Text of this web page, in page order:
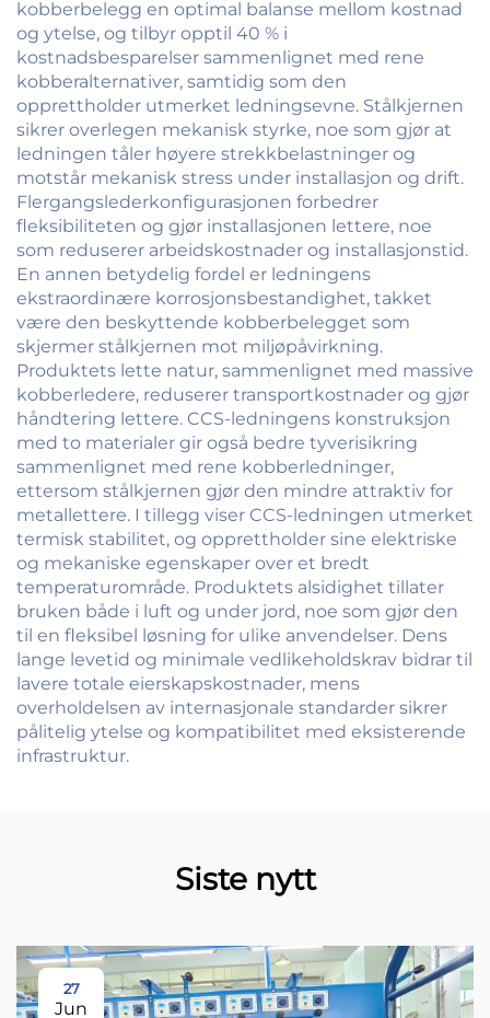
kobberbelegg en optimal balanse mellom kostnad
og ytelse, og tilbyr opptil 40 % i
kostnadsbesparelser sammenlignet med rene
kobberalternativer, samtidig som den
opprettholder utmerket ledningsevne. Stålkjernen
sikrer overlegen mekanisk styrke, noe som gjør at
ledningen tåler høyere strekkbelastninger og
motstår mekanisk stress under installasjon og drift.
Flergangslederkonfigurasjonen forbedrer
fleksibiliteten og gjør installasjonen lettere, noe
som reduserer arbeidskostnader og installasjonstid.
En annen betydelig fordel er ledningens
ekstraordinære korrosjonsbestandighet, takket
være den beskyttende kobberbelegget som
skjermer stålkjernen mot miljøpåvirkning.
Produktets lette natur, sammenlignet med massive
kobberledere, reduserer transportkostnader og gjør
håndtering lettere. CCS-ledningens konstruksjon
med to materialer gir også bedre tyverisikring
sammenlignet med rene kobberledninger,
ettersom stålkjernen gjør den mindre attraktiv for
metallettere. I tillegg viser CCS-ledningen utmerket
termisk stabilitet, og opprettholder sine elektriske
og mekaniske egenskaper over et bredt
temperaturområde. Produktets alsidighet tillater
bruken både i luft og under jord, noe som gjør den
til en fleksibel løsning for ulike anvendelser. Dens
lange levetid og minimale vedlikeholdskrav bidrar til
lavere totale eierskapskostnader, mens
overholdelsen av internasjonale standarder sikrer
pålitelig ytelse og kompatibilitet med eksisterende
infrastruktur.
Siste nytt
27
Jun